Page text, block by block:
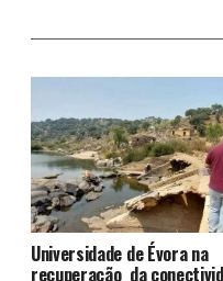
Universidade de Évora na
recuperação da